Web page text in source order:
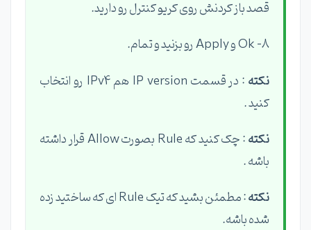
قصد باز کردنش روی کریو کنترل رو دارید.
8- Ok و Apply رو بزنید و تمام.
نکته
: در قسمت IP version هم IPv4 رو انتخاب
کنید .
نکته
: چک کنید که Rule بصورت Allow قرار داشته
باشه .
نکته
: مطمئن بشید که تیک Rule ای که ساختید زده
شده باشه.